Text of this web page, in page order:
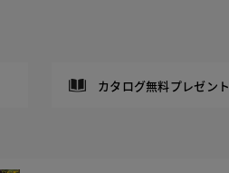
カタログ無料プレゼント